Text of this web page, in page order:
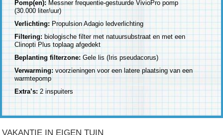
Pomp(en): Messner frequentie-gestuurde VivioPro pomp
(30.000 liter/uur)
Verlichting: Propulsion Adagio ledverlichting
Filtering:biologische filter met natuursubstraat en met een
Clinopti Plus toplaag afgedekt
Beplanting filterzone:Gele lis (Iris pseudacorus)
Verwarming: voorzieningen voor een latere plaatsing van een
warmtepomp
Extra’s:2 inspuiters
VAKANTIE IN EIGEN TUIN